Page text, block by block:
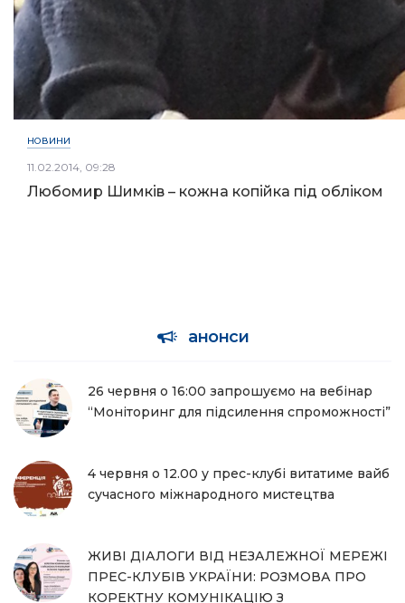
НОВИНИ
11.02.2014, 09:28
Любомир Шимків – кожна копійка під обліком
анонси
26 червня о 16:00 запрошуємо на вебінар
“Моніторинг для підсилення спроможності”
4 червня о 12.00 у прес-клубі витатиме вайб
сучасного міжнародного мистецтва
ЖИВІ ДІАЛОГИ ВІД НЕЗАЛЕЖНОЇ МЕРЕЖІ
ПРЕС-КЛУБІВ УКРАЇНИ: РОЗМОВА ПРО
КОРЕКТНУ КОМУНІКАЦІЮ З